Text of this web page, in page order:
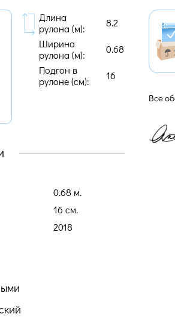
Длина
рулона (м):
8.2
Ширина
рулона (м):
0.68
Подгон в
рулоне (cм):
16
0.68 м.
16 cм.
2018
Все